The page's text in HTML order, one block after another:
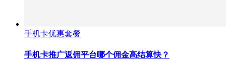
手机卡优惠套餐
手机卡推广返佣平台哪个佣金高结算快？